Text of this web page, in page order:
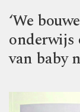
‘We
onderwijs
van baby